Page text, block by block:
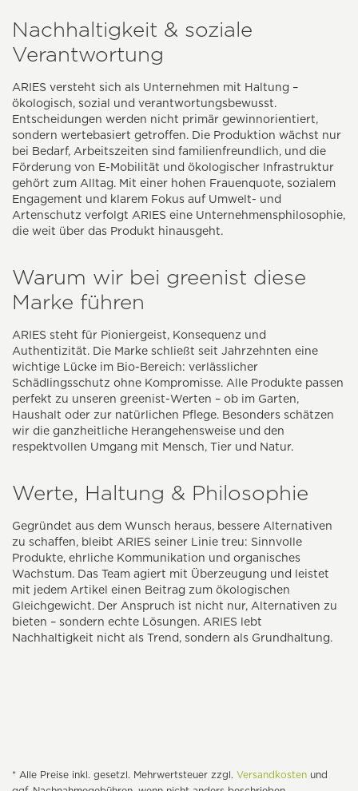
Nachhaltigkeit & soziale
Verantwortung
ARIES versteht sich als Unternehmen mit Haltung –
ökologisch, sozial und verantwortungsbewusst.
Entscheidungen werden nicht primär gewinnorientiert,
sondern wertebasiert getroffen. Die Produktion wächst nur
bei Bedarf, Arbeitszeiten sind familienfreundlich, und die
Förderung von E-Mobilität und ökologischer Infrastruktur
gehört zum Alltag. Mit einer hohen Frauenquote, sozialem
Engagement und klarem Fokus auf Umwelt- und
Artenschutz verfolgt ARIES eine Unternehmensphilosophie,
die weit über das Produkt hinausgeht.
Warum wir bei greenist diese
Marke führen
ARIES steht für Pioniergeist, Konsequenz und
Authentizität. Die Marke schließt seit Jahrzehnten eine
wichtige Lücke im Bio-Bereich: verlässlicher
Schädlingsschutz ohne Kompromisse. Alle Produkte passen
perfekt zu unseren greenist-Werten – ob im Garten,
Haushalt oder zur natürlichen Pflege. Besonders schätzen
wir die ganzheitliche Herangehensweise und den
respektvollen Umgang mit Mensch, Tier und Natur.
Werte, Haltung & Philosophie
Gegründet aus dem Wunsch heraus, bessere Alternativen
zu schaffen, bleibt ARIES seiner Linie treu: Sinnvolle
Produkte, ehrliche Kommunikation und organisches
Wachstum. Das Team agiert mit Überzeugung und leistet
mit jedem Artikel einen Beitrag zum ökologischen
Gleichgewicht. Der Anspruch ist nicht nur, Alternativen zu
bieten – sondern echte Lösungen. ARIES lebt
Nachhaltigkeit nicht als Trend, sondern als Grundhaltung.
* Alle Preise inkl. gesetzl. Mehrwertsteuer zzgl. Versandkosten und